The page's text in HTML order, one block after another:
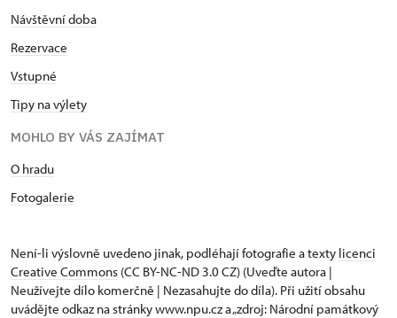
Návštěvní doba
Rezervace
Vstupné
Tipy na výlety
MOHLO BY VÁS ZAJÍMAT
O hradu
Fotogalerie
Není-li výslovně uvedeno jinak, podléhají fotografie a texty licenci
Creative Commons (CC BY-NC-ND 3.0 CZ) (Uveďte autora |
Neužívejte dílo komerčně | Nezasahujte do díla). Při užití obsahu
uvádějte odkaz na stránky www.npu.cz a „zdroj: Národní památkový